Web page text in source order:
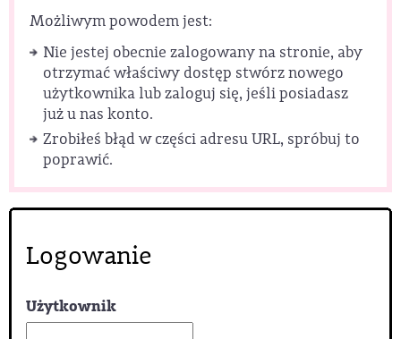
Możliwym powodem jest:
Nie jestej obecnie zalogowany na stronie, aby
otrzymać właściwy dostęp stwórz nowego
użytkownika lub zaloguj się, jeśli posiadasz
już u nas konto.
Zrobiłeś błąd w części adresu URL, spróbuj to
poprawić.
Logowanie
Użytkownik